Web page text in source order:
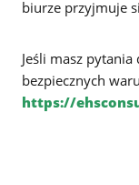
biurze przyjmuje
Jeśli masz
bezpiecznych
https://